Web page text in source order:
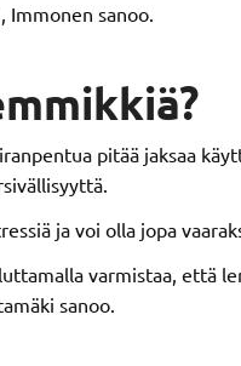
sanoo.
pitää jaksaa
ja voi olla jopa
varmistaa, että
sanoo.